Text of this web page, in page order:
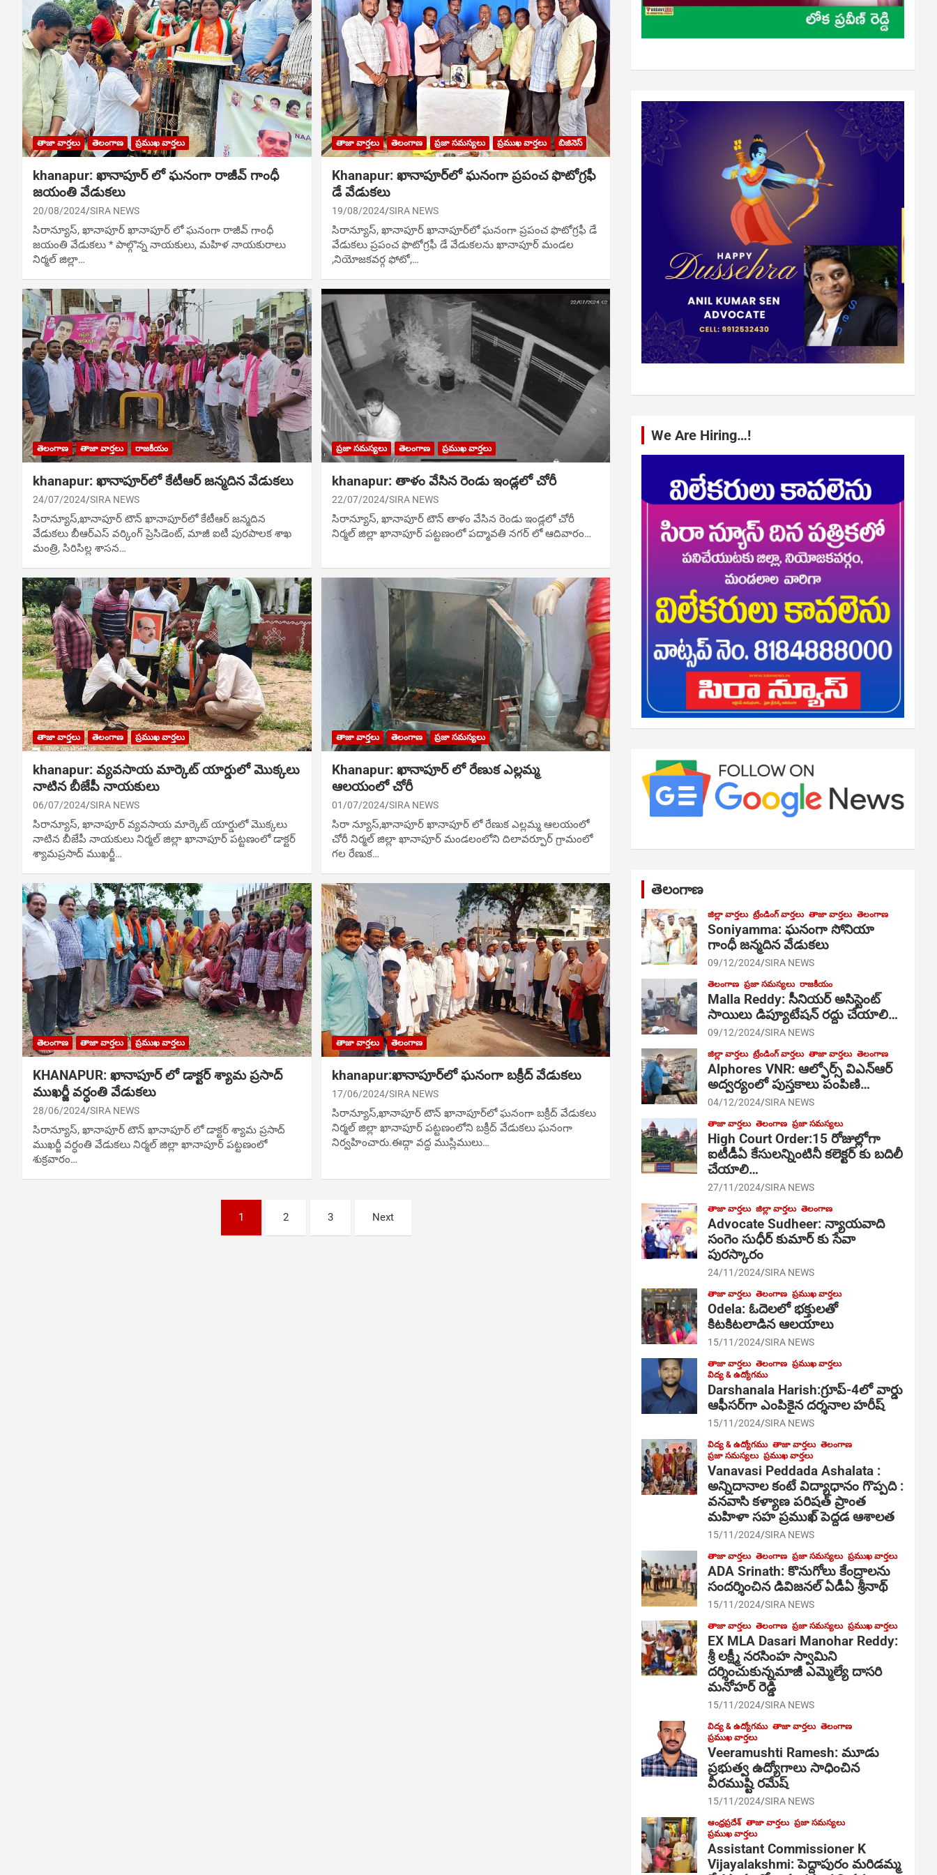
తాజా వార్తలు తెలంగాణ ప్రముఖ వార్తలు
khanapur: ఖానాపూర్ లో ఘనంగా రాజీవ్ గాంధీ
జయంతి వేడుకలు
20/08/2024 SIRA NEWS
సిరాన్యూస్‌, ఖానాపూర్‌ ఖానాపూర్ లో ఘనంగా రాజీవ్ గాంధీ
జయంతి వేడుకలు * పాల్గొన్న నాయకులు, మహిళ నాయకురాలు
నిర్మల్ జిల్లా…
తాజా వార్తలు తెలంగాణ ప్రజా సమస్యలు ప్రముఖ వార్తలు బిజినెస్
Khanapur: ఖానాపూర్‌లో ఘ‌నంగా ప్ర‌పంచ ఫొటోగ్ర‌ఫీ
డే వేడుక‌లు
19/08/2024 SIRA NEWS
సిరాన్యూస్‌, ఖానాపూర్‌ ఖానాపూర్‌లో ఘ‌నంగా ప్ర‌పంచ ఫొటోగ్ర‌ఫీ డే
వేడుక‌లు ప్ర‌పంచ ఫొటోగ్ర‌ఫీ డే వేడుక‌ల‌ను ఖానాపూర్ మండల
,నియోజకవర్గ ఫోటో,…
తెలంగాణ తాజా వార్తలు రాజకీయం
khanapur: ఖానాపూర్‌లో కేటీఆర్ జన్మదిన వేడుకలు
24/07/2024 SIRA NEWS
సిరాన్యూస్‌,ఖానాపూర్ టౌన్ ఖానాపూర్‌లో కేటీఆర్ జన్మదిన
వేడుకలు బీఆర్ఎస్ వర్కింగ్ ప్రెసిడెంట్, మాజీ ఐటీ పురపాలక శాఖ
మంత్రి, సిరిసిల్ల శాసన…
ప్రజా సమస్యలు తెలంగాణ ప్రముఖ వార్తలు
khanapur: తాళం వేసిన రెండు ఇండ్ల‌లో చోరీ
22/07/2024 SIRA NEWS
సిరాన్యూస్‌, ఖానాపూర్ టౌన్ తాళం వేసిన రెండు ఇండ్ల‌లో చోరీ
నిర్మల్ జిల్లా ఖానాపూర్ పట్టణంలో పద్మావతి నగర్ లో ఆదివారం…
తాజా వార్తలు తెలంగాణ ప్రముఖ వార్తలు
khanapur: వ్యవసాయ మార్కెట్ యార్డులో మొక్క‌లు
నాటిన బీజేపీ నాయ‌కులు
06/07/2024 SIRA NEWS
సిరాన్యూస్‌, ఖానాపూర్ వ్యవసాయ మార్కెట్ యార్డులో మొక్క‌లు
నాటిన బీజేపీ నాయ‌కులు నిర్మల్ జిల్లా ఖానాపూర్ పట్టణంలో డాక్టర్
శ్యామప్రసాద్ ముఖర్జీ…
తాజా వార్తలు తెలంగాణ ప్రజా సమస్యలు
Khanapur: ఖానాపూర్ లో రేణుక ఎల్లమ్మ
ఆలయంలో చోరీ
01/07/2024 SIRA NEWS
సిరా న్యూస్,ఖానాపూర్ ఖానాపూర్ లో రేణుక ఎల్లమ్మ ఆలయంలో
చోరీ నిర్మల్ జిల్లా ఖానాపూర్ మండలంలోని దిలావర్పూర్ గ్రామంలో
గల రేణుక…
తెలంగాణ తాజా వార్తలు ప్రముఖ వార్తలు
KHANAPUR: ఖానాపూర్ లో డాక్టర్ శ్యామ ప్రసాద్
ముఖర్జీ వర్ధంతి వేడుకలు
28/06/2024 SIRA NEWS
సిరాన్యూస్‌, ఖానాపూర్ టౌన్ ఖానాపూర్ లో డాక్టర్ శ్యామ ప్రసాద్
ముఖర్జీ వర్ధంతి వేడుకలు నిర్మల్ జిల్లా ఖానాపూర్ పట్టణంలో
శుక్రవారం…
తాజా వార్తలు తెలంగాణ
khanapur:ఖానాపూర్‌లో ఘనంగా బక్రీద్ వేడుక‌లు
17/06/2024 SIRA NEWS
సిరాన్యూస్,ఖానాపూర్ టౌన్ ఖానాపూర్‌లో ఘనంగా బక్రీద్ వేడుక‌లు
నిర్మల్ జిల్లా ఖానాపూర్ పట్టణంలోని బక్రీద్ వేడుక‌లు ఘ‌నంగా
నిర్వ‌హించారు.ఈద్గా వద్ద ముస్లిములు…
1 2 3 Next
We Are Hiring…!
తెలంగాణ
జిల్లా వార్తలు ట్రేండింగ్ వార్తలు తాజా వార్తలు తెలంగాణ
Soniyamma: ఘ‌నంగా సోనియా
గాంధీ జ‌న్మ‌దిన వేడుక‌లు
09/12/2024 SIRA NEWS
తెలంగాణ ప్రజా సమస్యలు రాజకీయం
Malla Reddy: సీనియర్ అసిస్టెంట్
సాయిలు డిప్యూటేషన్ రద్దు చేయాలి…
09/12/2024 SIRA NEWS
జిల్లా వార్తలు ట్రేండింగ్ వార్తలు తాజా వార్తలు తెలంగాణ
Alphores VNR: ఆల్ఫోర్స్ విఎన్ఆర్
అద్వర్యంలో పుస్తకాలు పంపిణి…
04/12/2024 SIRA NEWS
తాజా వార్తలు తెలంగాణ ప్రజా సమస్యలు
High Court Order:15 రోజుల్లోగా
ఐటీడీఏ కేసులన్నింటినీ కలెక్టర్ కు బదిలీ
చేయాలి…
27/11/2024 SIRA NEWS
తాజా వార్తలు జిల్లా వార్తలు తెలంగాణ
Advocate Sudheer: న్యాయవాది
సంగెం సుధీర్ కుమార్ కు సేవా
పురస్కారం
24/11/2024 SIRA NEWS
తాజా వార్తలు తెలంగాణ ప్రముఖ వార్తలు
Odela: ఓదెల‌లో భక్తులతో
కిటకిటలాడిన ఆల‌యాలు
15/11/2024 SIRA NEWS
తాజా వార్తలు తెలంగాణ ప్రముఖ వార్తలు
విద్య & ఉద్యోగము
Darshanala Harish:గ్రూప్-4లో వార్డు
ఆఫీసర్‌గా ఎంపికైన దర్శనాల హరీష్
15/11/2024 SIRA NEWS
విద్య & ఉద్యోగము తాజా వార్తలు తెలంగాణ
ప్రజా సమస్యలు ప్రముఖ వార్తలు
Vanavasi Peddada Ashalata :
అన్నిదానాల కంటే విద్యాధానం గొప్పది :
వనవాసి కళ్యాణ పరిషత్ ప్రాంత
మహిళా సహ ప్రముఖ్ పెద్దడ ఆశాలత
15/11/2024 SIRA NEWS
తాజా వార్తలు తెలంగాణ ప్రజా సమస్యలు ప్రముఖ వార్తలు
ADA Srinath: కొనుగోలు కేంద్రాల‌ను
సంద‌ర్శించిన డివిజనల్ ఏడీఏ శ్రీనాథ్
15/11/2024 SIRA NEWS
తాజా వార్తలు తెలంగాణ ప్రజా సమస్యలు ప్రముఖ వార్తలు
EX MLA Dasari Manohar Reddy:
శ్రీ లక్ష్మీ నరసింహ స్వామిని
దర్శించుకున్నమాజీ ఎమ్మెల్యే దాసరి
మనోహర్ రెడ్డి
15/11/2024 SIRA NEWS
విద్య & ఉద్యోగము తాజా వార్తలు తెలంగాణ
ప్రముఖ వార్తలు
Veeramushti Ramesh: మూడు
ప్రభుత్వ ఉద్యోగాలు సాధించిన
వీరముష్టి రమేష్
15/11/2024 SIRA NEWS
ఆంధ్రప్రదేశ్ తాజా వార్తలు ప్రజా సమస్యలు
ప్రముఖ వార్తలు
Assistant Commissioner K
Vijayalakshmi: పెద్దాపురం మరిడమ్మ